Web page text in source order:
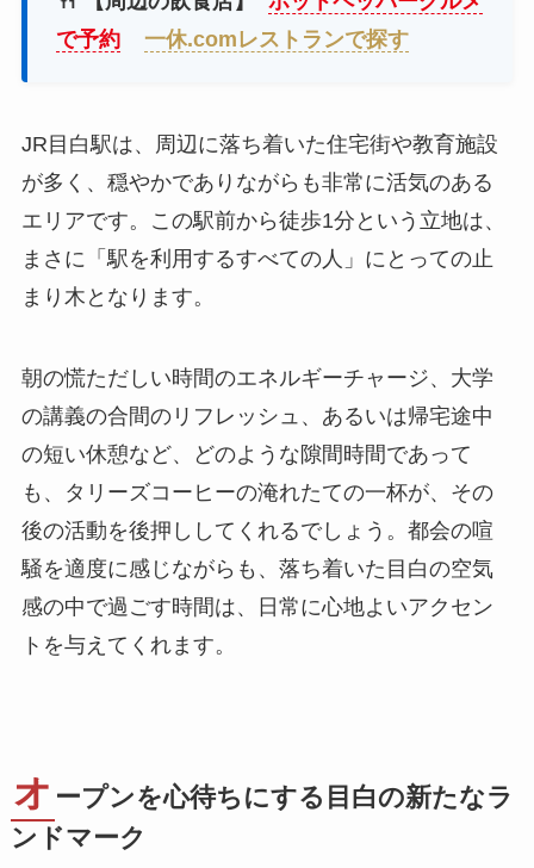
で予約
一休.comレストランで探す
JR目白駅は、周辺に落ち着いた住宅街や教育施設
が多く、穏やかでありながらも非常に活気のある
エリアです。この駅前から徒歩1分という立地は、
まさに「駅を利用するすべての人」にとっての止
まり木となります。
朝の慌ただしい時間のエネルギーチャージ、大学
の講義の合間のリフレッシュ、あるいは帰宅途中
の短い休憩など、どのような隙間時間であって
も、タリーズコーヒーの淹れたての一杯が、その
後の活動を後押ししてくれるでしょう。都会の喧
騒を適度に感じながらも、落ち着いた目白の空気
感の中で過ごす時間は、日常に心地よいアクセン
トを与えてくれます。
オ ープンを心待ちにする目白の新たなラ
ンドマーク